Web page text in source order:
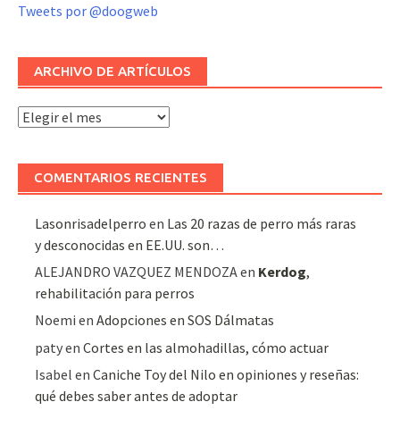
Tweets por @doogweb
ARCHIVO DE ARTÍCULOS
Archivo
COMENTARIOS RECIENTES
Lasonrisadelperro en Las 20 razas de perro más raras
y desconocidas en EE.UU. son…
ALEJANDRO VAZQUEZ MENDOZAen Kerdog,
rehabilitación para perros
Noemi enAdopciones en SOS Dálmatas
patyenCortes en las almohadillas, cómo actuar
Isabel enCaniche Toy del Nilo en opiniones y reseñas:
qué debes saber antes de adoptar